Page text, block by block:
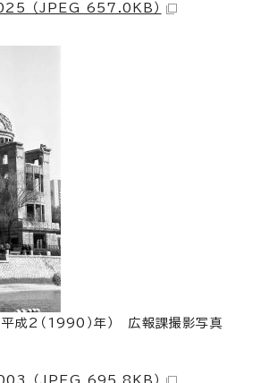
（JPEG 657.0KB）
成2（1990）年） 広報課撮影写真
（JPEG 695.8KB）